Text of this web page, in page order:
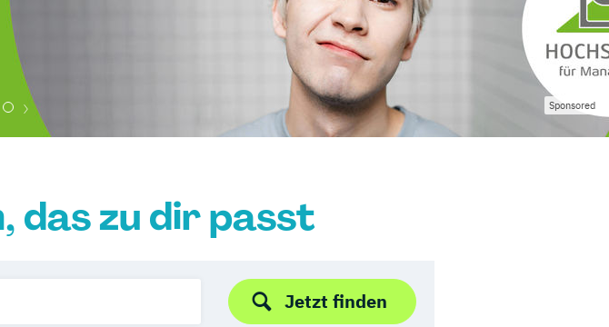
Sponsored
das zu dir passt
Jetzt finden